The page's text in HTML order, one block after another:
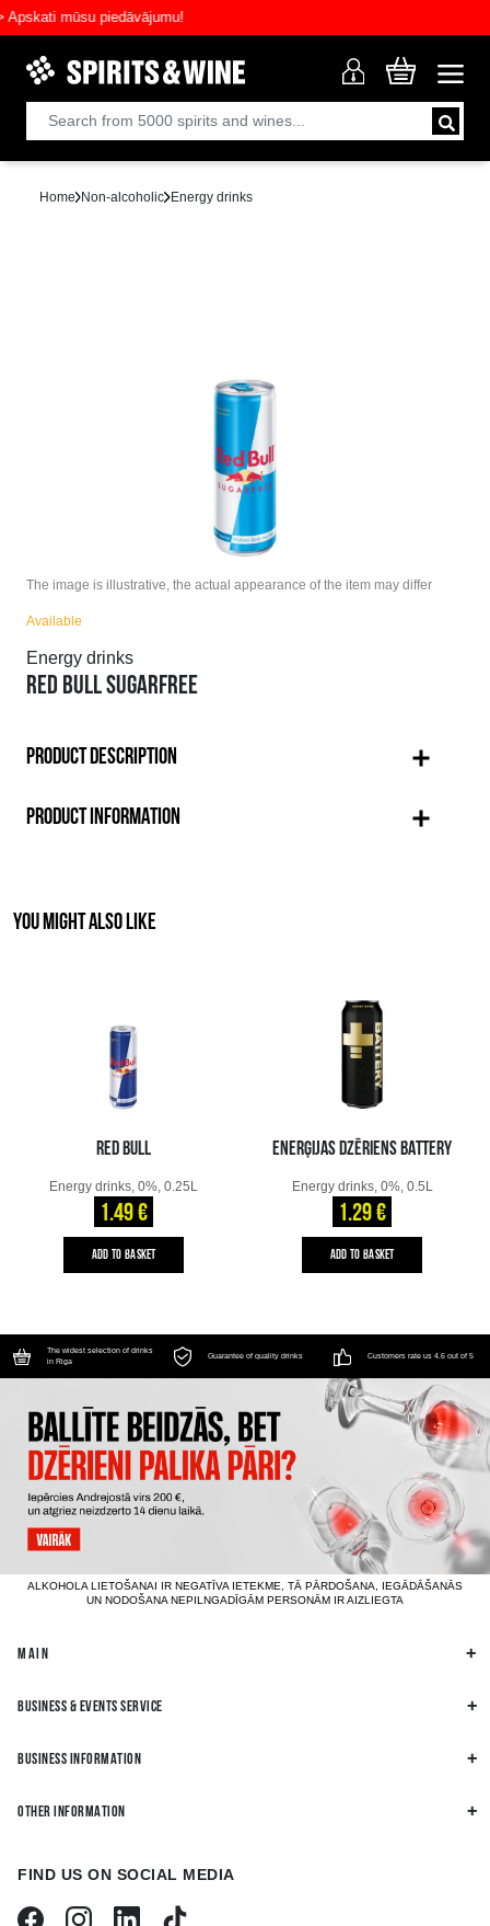
mūsu piedāvājumu!
Home Non-alcoholic Energy drinks
The image is illustrative, the actual appearance of the item may differ
Available
Energy drinks
RED BULL SUGARFREE
PRODUCT DESCRIPTION
PRODUCT INFORMATION
YOU MIGHT ALSO LIKE
RED BULL
Energy drinks, 0%, 0.25L
1.49 €
ADD TO BASKET
ENERĢIJAS DZĒRIENS BATTERY
Energy drinks, 0%, 0.5L
1.29 €
ADD TO BASKET
The widest selection of drinks
in Riga
Guarantee of quality drinks Customers rate us 4.6 out of 5
ALKOHOLA LIETOŠANAI IR NEGATĪVA IETEKME, TĀ PĀRDOŠANA, IEGĀDĀŠANĀS
UN NODOŠANA NEPILNGADĪGĀM PERSONĀM IR AIZLIEGTA
MAIN
BUSINESS & EVENTS SERVICE
BUSINESS INFORMATION
OTHER INFORMATION
FIND US ON SOCIAL MEDIA